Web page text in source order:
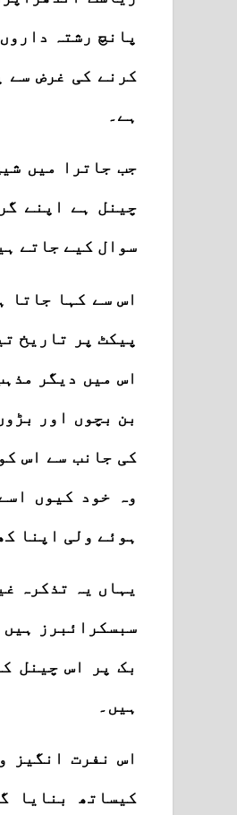
پانچ رشتہ
ہے۔
جب جاترا میں
چینل ہے اپنے
سوال کیے جاتے
اس سے کہا جاتا
پیکٹ پر تاریخ
اس میں دیگر
بن بچوں اور
کی جانب سے اس
وہ خود کیوں
ہوئے ولی اپنا
سبسکرائبرز
ہیں۔
اس نفرت انگیز
کیساتھ بنایا